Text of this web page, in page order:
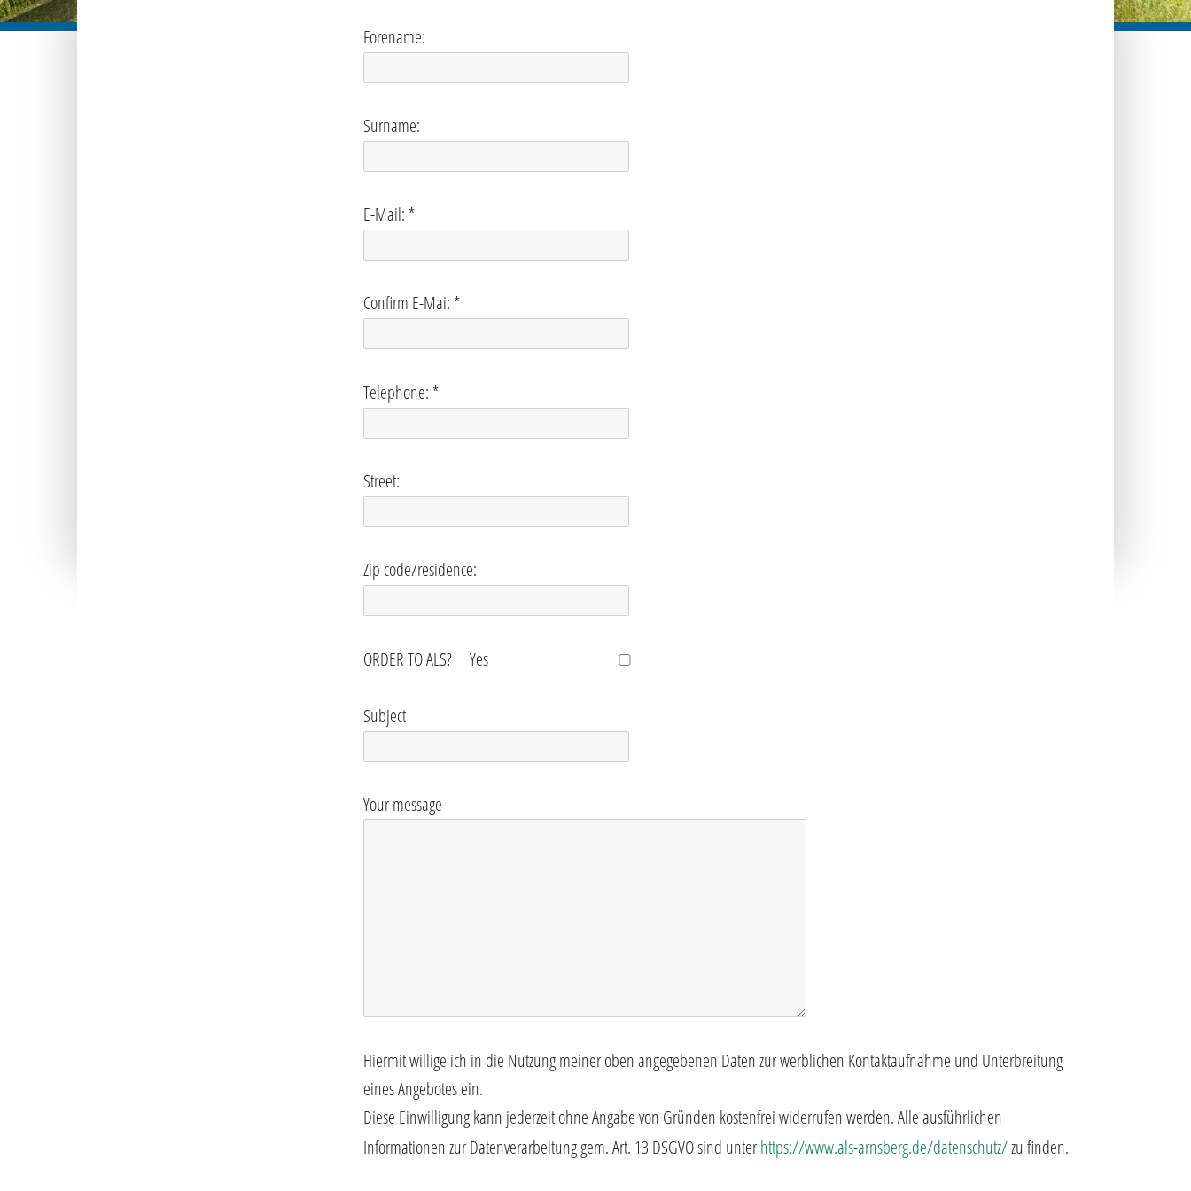
Forename:
Surname:
E-Mail: *
Confirm E-Mai: *
Telephone: *
Street:
Zip code/residence:
ORDER TO ALS? Yes
Subject
Your message
Hiermit willige ich in die Nutzung meiner oben angegebenen Daten zur werblichen Kontaktaufnahme und Unterbreitung
eines Angebotes ein.
Diese Einwilligung kann jederzeit ohne Angabe von Gründen kostenfrei widerrufen werden. Alle ausführlichen
Informationen zur Datenverarbeitung gem. Art. 13 DSGVO sind unterhttps://www.als-arnsberg.de/datenschutz/zu finden.